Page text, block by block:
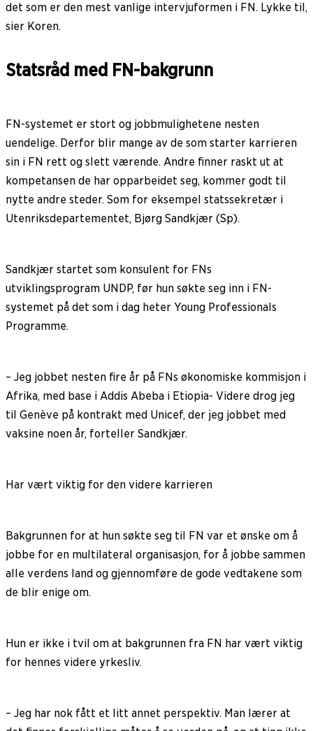
det som er den mest vanlige intervjuformen i FN. Lykke til,
sier Koren.
Statsråd med FN-bakgrunn
FN-systemet er stort og jobbmulighetene nesten
uendelige. Derfor blir mange av de som starter karrieren
sin i FN rett og slett værende. Andre finner raskt ut at
kompetansen de har opparbeidet seg, kommer godt til
nytte andre steder. Som for eksempel statssekretær i
Utenriksdepartementet, Bjørg Sandkjær (Sp).
Sandkjær startet som konsulent for FNs
utviklingsprogram UNDP, før hun søkte seg inn i FN-
systemet på det som i dag heter Young Professionals
Programme.
– Jeg jobbet nesten fire år på FNs økonomiske kommisjon i
Afrika, med base i Addis Abeba i Etiopia- Videre drog jeg
til Genève på kontrakt med Unicef, der jeg jobbet med
vaksine noen år, forteller Sandkjær.
Har vært viktig for den videre karrieren
Bakgrunnen for at hun søkte seg til FN var et ønske om å
jobbe for en multilateral organisasjon, for å jobbe sammen
alle verdens land og gjennomføre de gode vedtakene som
de blir enige om.
Hun er ikke i tvil om at bakgrunnen fra FN har vært viktig
for hennes videre yrkesliv.
– Jeg har nok fått et litt annet perspektiv. Man lærer at